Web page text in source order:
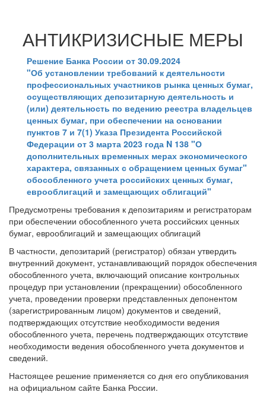
АНТИКРИЗИСНЫЕ МЕРЫ
Решение Банка России от 30.09.2024
"Об установлении требований к деятельности
профессиональных участников рынка ценных бумаг,
осуществляющих депозитарную деятельность и
(или) деятельность по ведению реестра владельцев
ценных бумаг, при обеспечении на основании
пунктов 7 и 7(1) Указа Президента Российской
Федерации от 3 марта 2023 года N 138 "О
дополнительных временных мерах экономического
характера, связанных с обращением ценных бумаг"
обособленного учета российских ценных бумаг,
еврооблигаций и замещающих облигаций"
Предусмотрены требования к депозитариям и регистраторам
при обеспечении обособленного учета российских ценных
бумаг, еврооблигаций и замещающих облигаций
В частности, депозитарий (регистратор) обязан утвердить
внутренний документ, устанавливающий порядок обеспечения
обособленного учета, включающий описание контрольных
процедур при установлении (прекращении) обособленного
учета, проведении проверки представленных депонентом
(зарегистрированным лицом) документов и сведений,
подтверждающих отсутствие необходимости ведения
обособленного учета, перечень подтверждающих отсутствие
необходимости ведения обособленного учета документов и
сведений.
Настоящее решение применяется со дня его опубликования
на официальном сайте Банка России.